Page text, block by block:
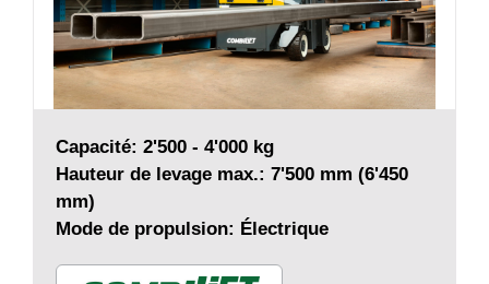
Capacité: 2'500 - 4'000 kg
Hauteur de levage max.: 7'500 mm (6'450
mm)
Mode de propulsion: Électrique